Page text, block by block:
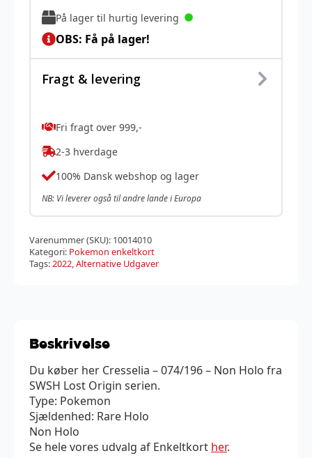
På lager til hurtig levering
OBS: Få på lager!
Fragt & levering
Fri fragt over 999,-
2-3 hverdage
100% Dansk webshop og lager
NB: Vi leverer også til andre lande i Europa
Varenummer (SKU): 10014010
Kategori: Pokemon enkeltkort
Tags:2022,Alternative Udgaver
Beskrivelse
Du køber her Cresselia – 074/196 – Non Holo fra
SWSH Lost Origin serien.
Type: Pokemon
Sjældenhed: Rare Holo
Non Holo
Se hele vores udvalg af Enkeltkort her.